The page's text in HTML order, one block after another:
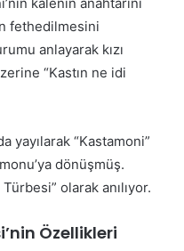
fethedilmesini
anlayarak kızı
“Kastın ne idi
yayılarak “Kastamoni”
dönüşmüş.
Türbesi” olarak anılıyor.
Özellikleri